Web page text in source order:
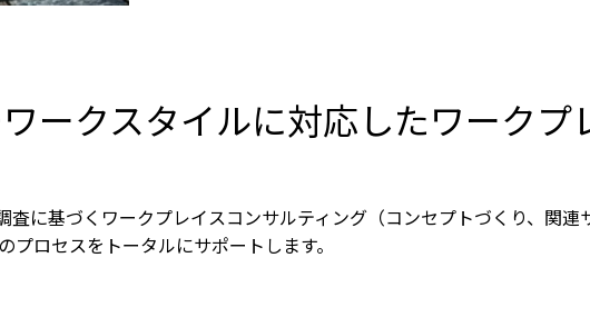
ークスタイルに対応したワークプ
査に基づくワークプレイスコンサルティング（コンセプトづくり、関
プロセスをトータルにサポートします。